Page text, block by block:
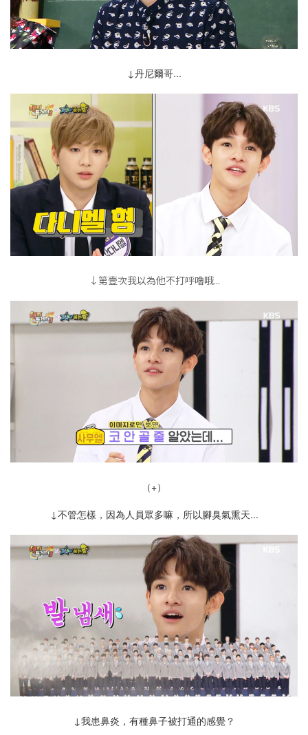
↓丹尼爾哥...
↓第壹次我以為他不打呼嚕哦...
（+）
↓不管怎樣，因為人員眾多嘛，所以腳臭氣熏天...
↓我患鼻炎， 有種鼻子被打通的感覺？